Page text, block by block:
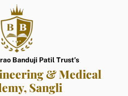
Banduji Patil Trust’s
& Medical
Sangli